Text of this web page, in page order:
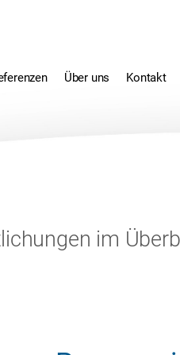
Über uns Kontakt
im